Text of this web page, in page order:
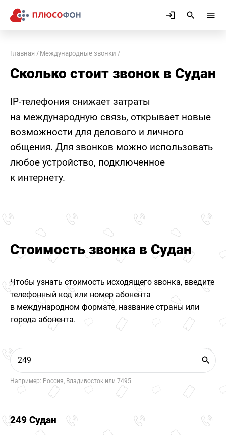
Главная Международные звонки
Сколько стоит звонок в Судан
IP-телефония снижает затраты
на международную связь, открывает новые
возможности для делового и личного
общения. Для звонков можно использовать
любое устройство, подключенное
к интернету.
Стоимость звонка в Судан
Чтобы узнать стоимость исходящего звонка, введите
телефонный код или номер абонента
в международном формате, название страны или
города абонента.
Например: Россия, Владивосток или 7495
249 Судан